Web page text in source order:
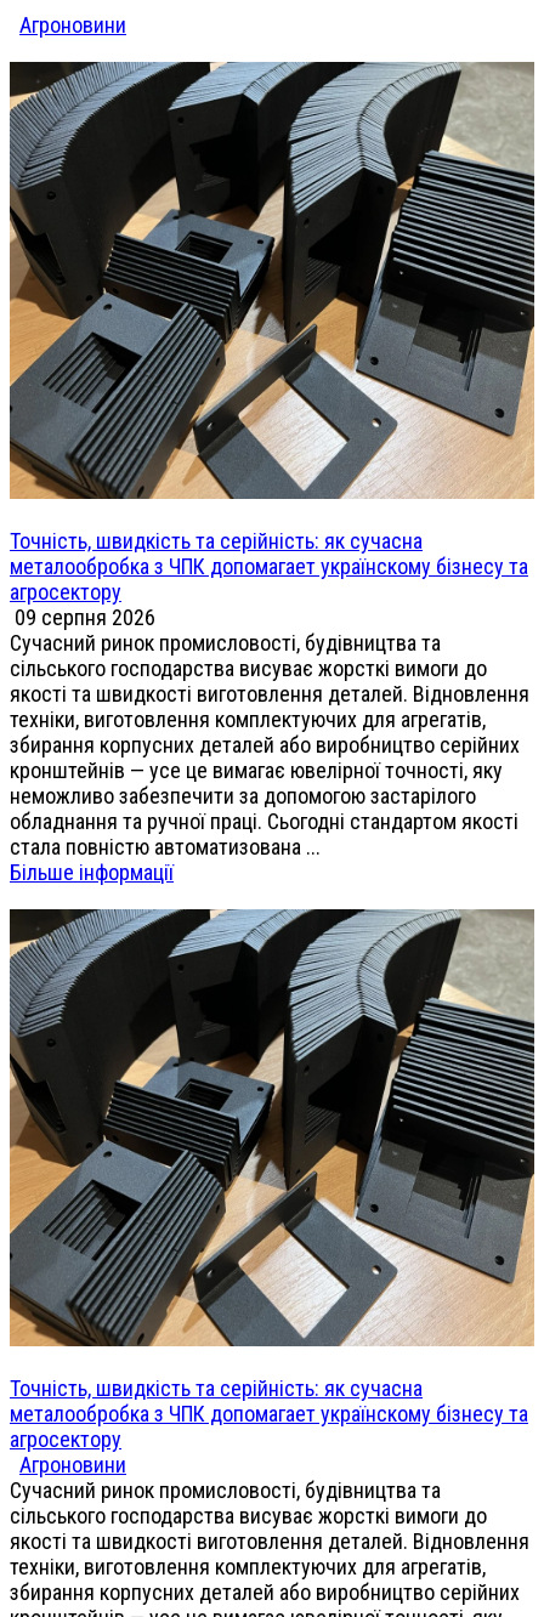
Агроновини
Точність, швидкість та серійність: як сучасна
металообробка з ЧПК допомагает українскому бізнесу та
агросектору
09 серпня 2026
Сучасний ринок промисловості, будівництва та
сільського господарства висуває жорсткі вимоги до
якості та швидкості виготовлення деталей. Відновлення
техніки, виготовлення комплектуючих для агрегатів,
збирання корпусних деталей або виробництво серійних
кронштейнів — усе це вимагає ювелірної точності, яку
неможливо забезпечити за допомогою застарілого
обладнання та ручної праці. Сьогодні стандартом якості
стала повністю автоматизована ...
Більше інформації
Точність, швидкість та серійність: як сучасна
металообробка з ЧПК допомагает українскому бізнесу та
агросектору
Агроновини
Сучасний ринок промисловості, будівництва та
сільського господарства висуває жорсткі вимоги до
якості та швидкості виготовлення деталей. Відновлення
техніки, виготовлення комплектуючих для агрегатів,
збирання корпусних деталей або виробництво серійних